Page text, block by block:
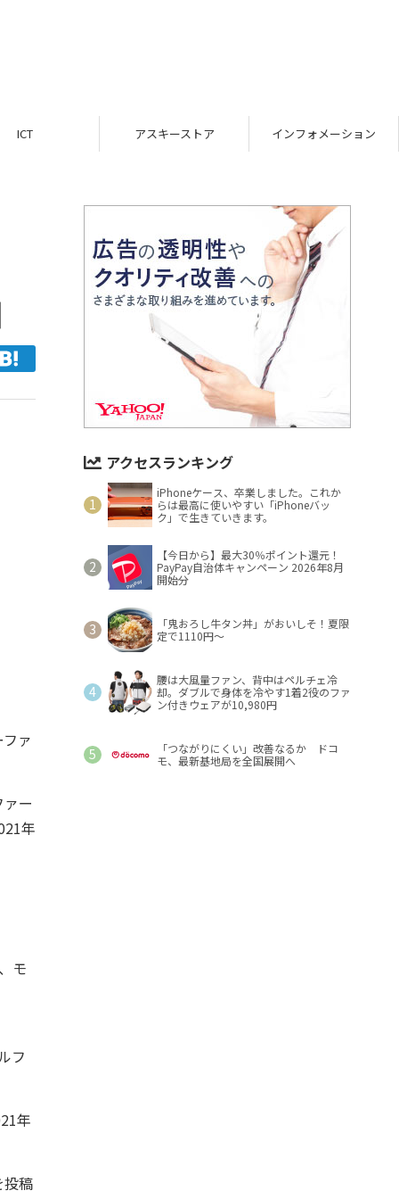
ICT アスキーストア インフォメーション
ァ
ー
年
モ
フ
年
投稿
アクセスランキング
iPhoneケース、卒業しました。これか
らは最高に使いやすい「iPhoneバッ
ク」で生きていきます。
【今日から】最大30％ポイント還元！
PayPay自治体キャンペーン 2026年8月
開始分
「鬼おろし牛タン丼」がおいしそ！夏限
定で1110円～
腰は大風量ファン、背中はペルチェ冷
却。ダブルで身体を冷やす1着2役のファ
ン付きウェアが10,980円
「つながりにくい」改善なるか ドコ
モ、最新基地局を全国展開へ